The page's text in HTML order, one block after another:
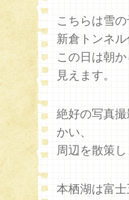
こちらは雪
新倉トンネ
この日は朝
見えます。
絶好の写真
かい、
周辺を散策
本栖湖は富